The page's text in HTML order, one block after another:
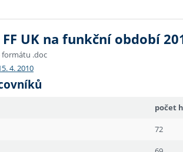
UK na funkční období
formátu .doc
4. 2010
počet
72